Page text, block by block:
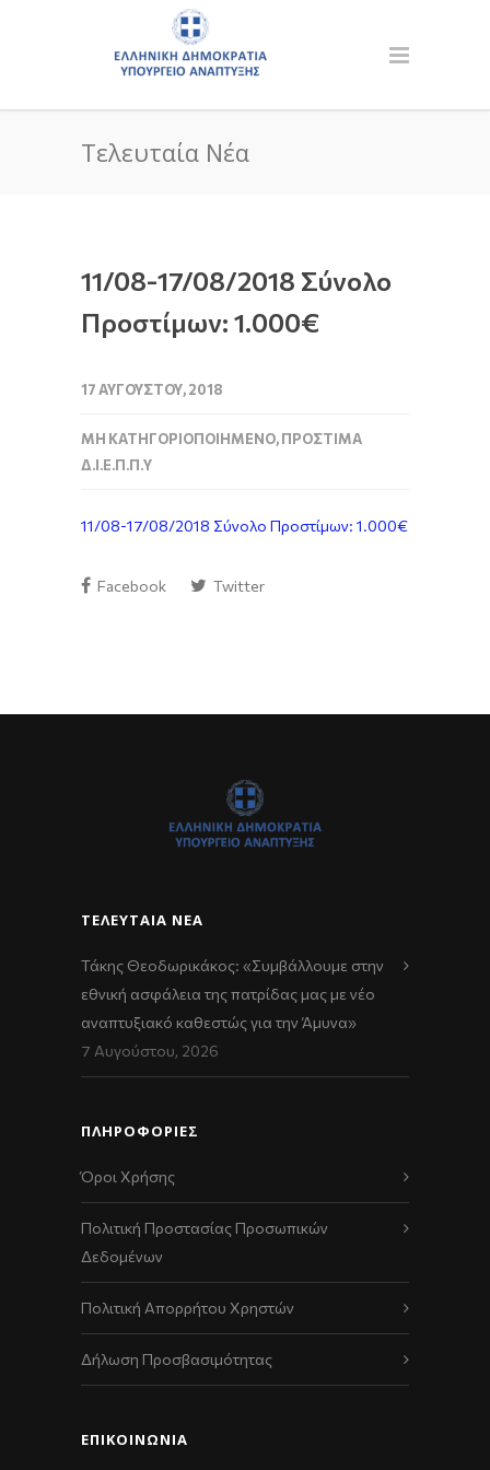
Τελευταία Νέα
11/08-17/08/2018 Σύνολο
Προστίμων: 1.000€
17 ΑΥΓΟΎΣΤΟΥ, 2018
ΜΗ ΚΑΤΗΓΟΡΙΟΠΟΙΗΜΈΝΟ,ΠΡΌΣΤΙΜΑ
Δ.Ι.Ε.Π.Π.Υ
11/08-17/08/2018 Σύνολο Προστίμων: 1.000€
Facebook Twitter
ΤΕΛΕΥΤΑΊΑ ΝΈΑ
Τάκης Θεοδωρικάκος: «Συμβάλλουμε στην
εθνική ασφάλεια της πατρίδας μας με νέο
αναπτυξιακό καθεστώς για την Άμυνα»
7 Αυγούστου, 2026
ΠΛΗΡΟΦΟΡΙΕΣ
Όροι Χρήσης
Πολιτική Προστασίας Προσωπικών
Δεδομένων
Πολιτική Απορρήτου Χρηστών
Δήλωση Προσβασιμότητας
ΕΠΙΚΟΙΝΩΝΊΑ